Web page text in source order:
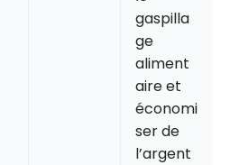
gaspilla
ge
aliment
aire et
économi
ser de
l’argent